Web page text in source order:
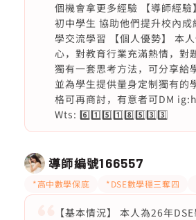
個機會拿更多經驗 【導師經驗
初中學生 協助他們提升校內成
學交流學習 【個人優勢】 本
心，對教育行業充滿熱情，對
獨有一套思考方法，可分享給
並為學生提供量身定制獨有的
格可再商討，有意者可DM
Wts: 6️⃣1️⃣5️⃣1️⃣8️⃣5️⃣3️⃣3️⃣
導師編號166557
*高中數學保底 *DSE數學穩三奪四
【基本情況】 本人為26年